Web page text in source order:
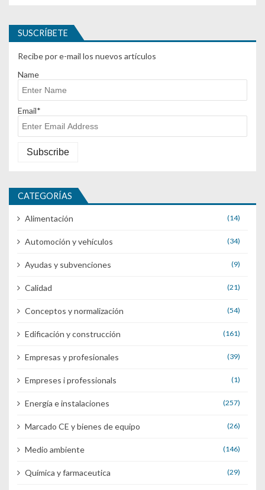
SUSCRÍBETE
Recibe por e-mail los nuevos artículos
Name
Email*
CATEGORÍAS
Alimentación (14)
Automoción y vehículos (34)
Ayudas y subvenciones (9)
Calidad (21)
Conceptos y normalización (54)
Edificación y construcción (161)
Empresas y profesionales (39)
Empreses i professionals (1)
Energía e instalaciones (257)
Marcado CE y bienes de equipo (26)
Medio ambiente (146)
Química y farmaceutica (29)